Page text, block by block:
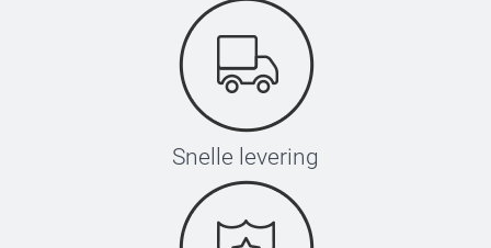
Snelle levering